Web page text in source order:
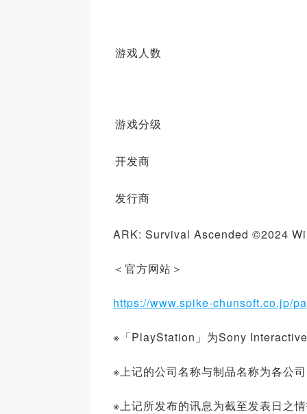
游戏人数
游戏分级
开发商
发行商
ARK: Survival Ascended ©2024
＜官方网站＞
https://www.spike-chunsoft.co.jp/
※「PlayStation」为Sony
※上记的公司名称与制品名称为各公
※上记所发布的讯息为截至发表日之